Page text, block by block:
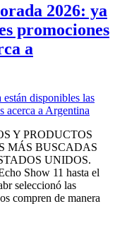
2026: ya
promociones
a
Y PRODUCTOS
MÁS BUSCADAS
UNIDOS.
Show 11 hasta el
seleccionó las
compren de manera